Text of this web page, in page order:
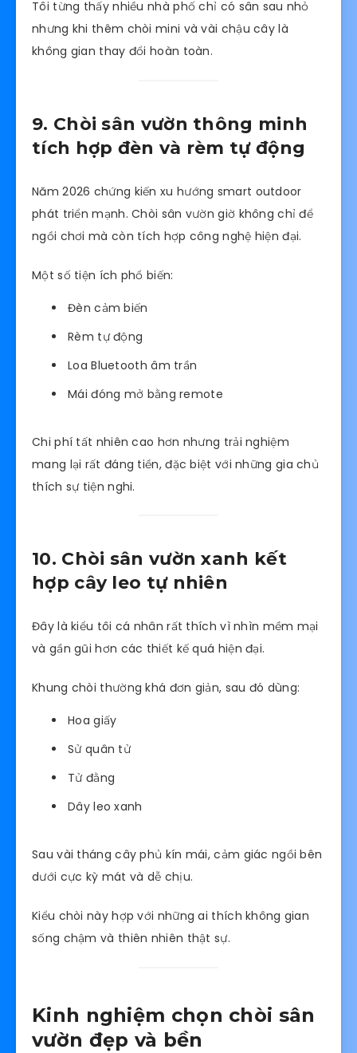
Tôi từng thấy nhiều nhà phố chỉ có sân sau nhỏ
nhưng khi thêm chòi mini và vài chậu cây là
không gian thay đổi hoàn toàn.
9. Chòi sân vườn thông minh
tích hợp đèn và rèm tự động
Năm 2026 chứng kiến xu hướng smart outdoor
phát triển mạnh. Chòi sân vườn giờ không chỉ để
ngồi chơi mà còn tích hợp công nghệ hiện đại.
Một số tiện ích phổ biến:
Đèn cảm biến
Rèm tự động
Loa Bluetooth âm trần
Mái đóng mở bằng remote
Chi phí tất nhiên cao hơn nhưng trải nghiệm
mang lại rất đáng tiền, đặc biệt với những gia chủ
thích sự tiện nghi.
10. Chòi sân vườn xanh kết
hợp cây leo tự nhiên
Đây là kiểu tôi cá nhân rất thích vì nhìn mềm mại
và gần gũi hơn các thiết kế quá hiện đại.
Khung chòi thường khá đơn giản, sau đó dùng:
Hoa giấy
Sử quân tử
Tử đằng
Dây leo xanh
Sau vài tháng cây phủ kín mái, cảm giác ngồi bên
dưới cực kỳ mát và dễ chịu.
Kiểu chòi này hợp với những ai thích không gian
sống chậm và thiên nhiên thật sự.
Kinh nghiệm chọn chòi sân
vườn đẹp và bền